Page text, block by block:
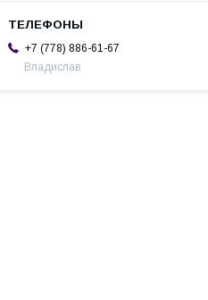
+7 (778) 886-61-67
Владислав